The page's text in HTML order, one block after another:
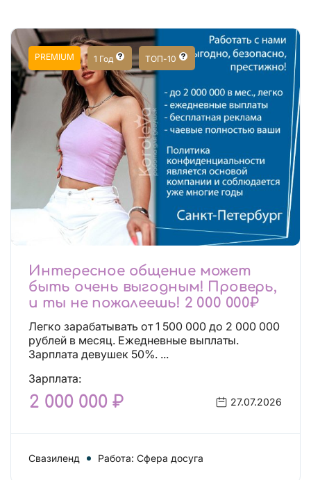
PREMIUM 1 Год ТОП-10
Интересное общение может
быть очень выгодным! Проверь,
и ты не пожалеешь! 2 000 000₽
Легко зарабатывать от 1 500 000 до 2 000 000
рублей в месяц. Ежедневные выплаты.
Зарплата девушек 50%. ...
Зарплата:
2 000 000 ₽ 27.07.2026
Свазиленд Работа: Сфера досуга